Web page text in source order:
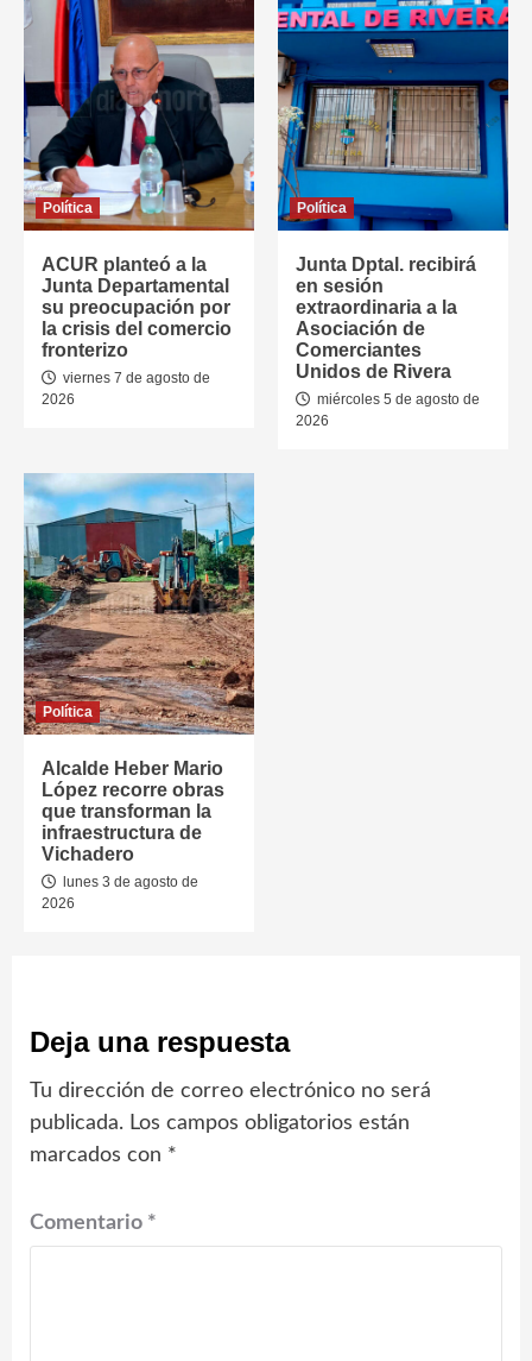
Política
ACUR planteó a la
Junta Departamental
su preocupación por
la crisis del comercio
fronterizo
viernes 7 de agosto de
2026
Política
Junta Dptal. recibirá
en sesión
extraordinaria a la
Asociación de
Comerciantes
Unidos de Rivera
miércoles 5 de agosto de
2026
Política
Alcalde Heber Mario
López recorre obras
que transforman la
infraestructura de
Vichadero
lunes 3 de agosto de
2026
Deja una respuesta
Tu dirección de correo electrónico no será
publicada. Los campos obligatorios están
marcados con *
Comentario *